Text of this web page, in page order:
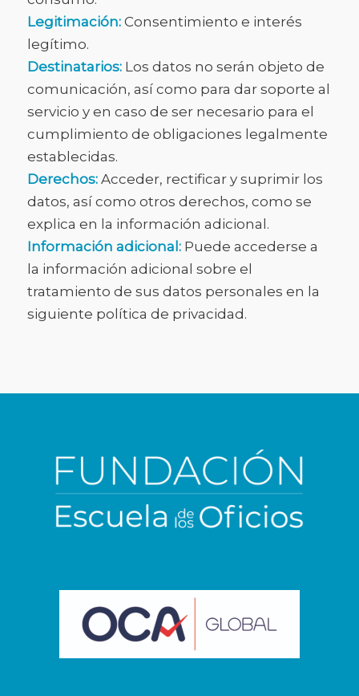
Legitimación:Consentimiento e interés
legítimo.
Destinatarios:Los datos no serán objeto de
comunicación, así como para dar soporte al
servicio y en caso de ser necesario para el
cumplimiento de obligaciones legalmente
establecidas.
Derechos:Acceder, rectificar y suprimir los
datos, así como otros derechos, como se
explica en la información adicional.
Información adicional:Puede accederse a
la información adicional sobre el
tratamiento de sus datos personales en la
siguiente política de privacidad.